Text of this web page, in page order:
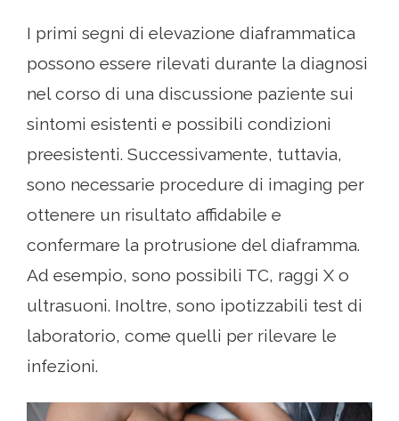
I primi segni di elevazione diaframmatica
possono essere rilevati durante la diagnosi
nel corso di una discussione paziente sui
sintomi esistenti e possibili condizioni
preesistenti. Successivamente, tuttavia,
sono necessarie procedure di imaging per
ottenere un risultato affidabile e
confermare la protrusione del diaframma.
Ad esempio, sono possibili TC, raggi X o
ultrasuoni. Inoltre, sono ipotizzabili test di
laboratorio, come quelli per rilevare le
infezioni.